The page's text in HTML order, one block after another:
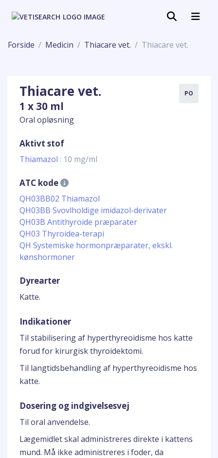
Forside Medicin Thiacare vet. Thiacare vet.
Thiacare vet.
1 x 30 ml
Oral opløsning
PO
Aktivt stof
Thiamazol : 10 mg/ml
ATC kode
QH03BB02 Thiamazol
QH03BB Svovlholdige imidazol-derivater
QH03B Antithyroide præparater
QH03 Thyroidea-terapi
QH Systemiske hormonpræparater, ekskl.
kønshormoner
Dyrearter
Katte.
Indikationer
Til stabilisering af hyperthyreoidisme hos katte
forud for kirurgisk thyroidektomi.
Til langtidsbehandling af hyperthyreoidisme hos
katte.
Dosering og indgivelsesvej
Til oral anvendelse.
Lægemidlet skal administreres direkte i kattens
mund. Må ikke administreres i foder, da